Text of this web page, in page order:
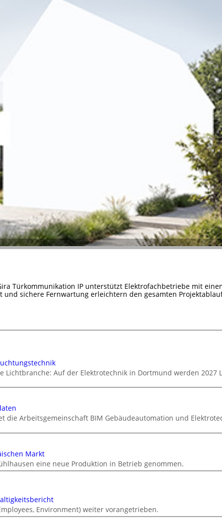
Türkommunikation IP unterstützt Elektrofachbetriebe mit
sichere Fernwartung erleichtern den gesamten
Lichtbranche: Auf der Elektrotechnik in Dortmund werden
die Arbeitsgemeinschaft BIM Gebäudeautomation und
Markt
eine neue Produktion in Betrieb genommen.
Environment) weiter vorangetrieben.